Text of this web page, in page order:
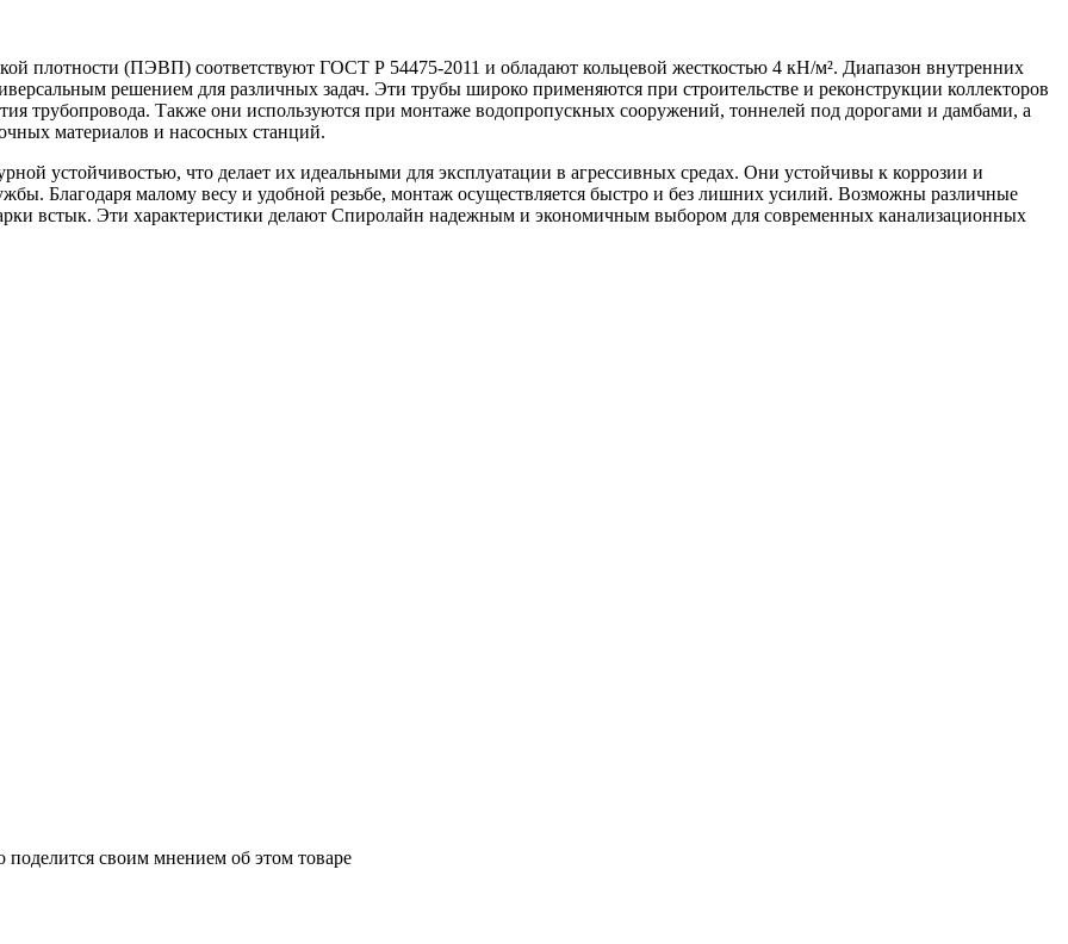
плотности (ПЭВП) соответствуют ГОСТ Р 54475-2011 и обладают кольцевой жесткостью 4 кН/м². Диапазон внутренних
решением для различных задач. Эти трубы широко применяются при строительстве и реконструкции коллекторов
трубопровода. Также они используются при монтаже водопропускных сооружений, тоннелей под дорогами и дамбами, а
материалов и насосных станций.
устойчивостью, что делает их идеальными для эксплуатации в агрессивных средах. Они устойчивы к коррозии и
Благодаря малому весу и удобной резьбе, монтаж осуществляется быстро и без лишних усилий. Возможны различные
встык. Эти характеристики делают Спиролайн надежным и экономичным выбором для современных канализационных
своим мнением об этом товаре